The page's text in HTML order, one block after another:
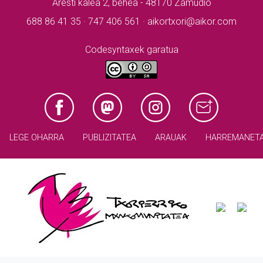
Aresti kalea 2, behea - 48170 Zamudio
688 86 41 35 · 747 406 561 · aikortxori@aikor.com
Codesyntaxek garatua
LEGE OHARRA PUBLIZITATEA ARAUAK